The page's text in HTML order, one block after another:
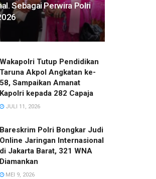
Sebagai Perwira Polri
Wakapolri Tutup Pendidikan
Taruna Akpol Angkatan ke-
58, Sampaikan Amanat
Kapolri kepada 282 Capaja
JULI 11, 2026
Bareskrim Polri Bongkar Judi
Online Jaringan Internasional
di Jakarta Barat, 321 WNA
Diamankan
MEI 9, 2026